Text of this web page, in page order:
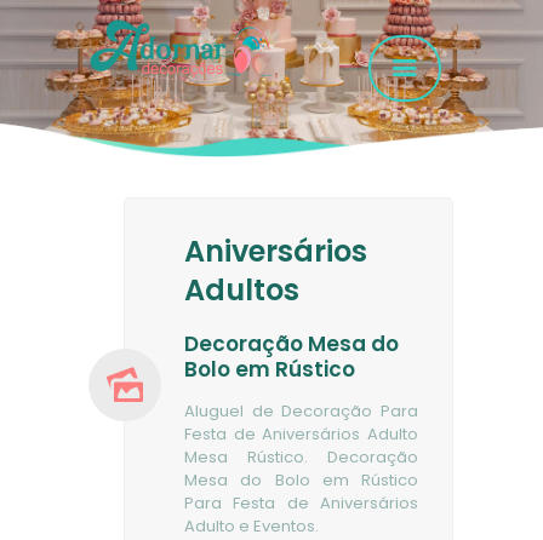
SERVIÇOS
EMPRESA
CONTATO
Aniversários
Adultos
Decoração Mesa do
Bolo em Rústico
Aluguel de Decoração Para
Festa de Aniversários Adulto
Mesa Rústico. Decoração
Mesa do Bolo em Rústico
Para Festa de Aniversários
Adulto e Eventos.